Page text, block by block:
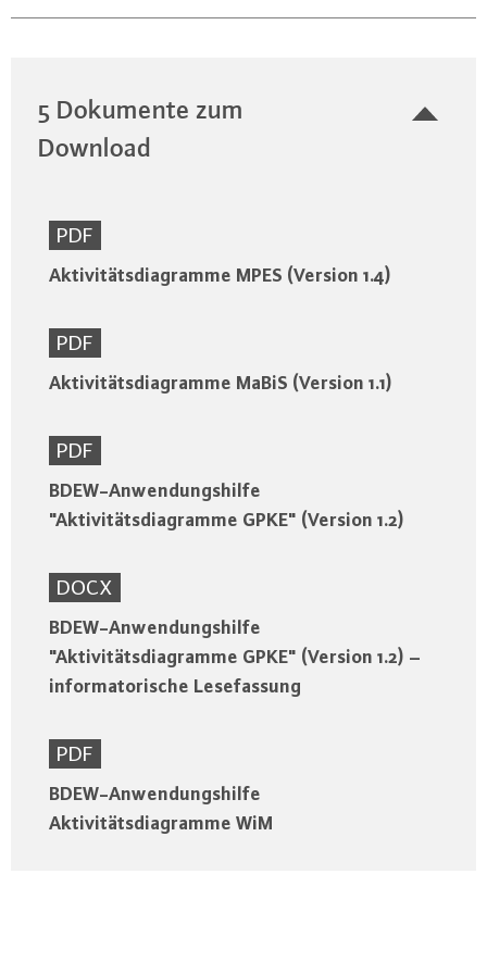
5 Dokumente zum
Download
PDF
Aktivitätsdiagramme MPES (Version 1.4)
PDF
Aktivitätsdiagramme MaBiS (Version 1.1)
PDF
BDEW-Anwendungshilfe
"Aktivitätsdiagramme GPKE" (Version 1.2)
DOCX
BDEW-Anwendungshilfe
"Aktivitätsdiagramme GPKE" (Version 1.2) –
informatorische Lesefassung
PDF
BDEW-Anwendungshilfe
Aktivitätsdiagramme WiM